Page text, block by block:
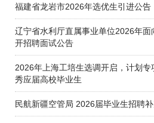
福建省龙岩市2026年选优生引进公告
辽宁省水利厅直属事业单位2026年面
开招聘面试公告
2026年上海工培生选调开启，计划专
秀应届高校毕业生
民航新疆空管局 2026届毕业生招聘